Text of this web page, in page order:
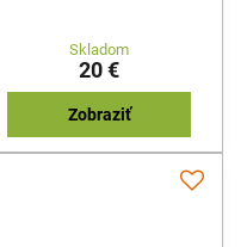
Skladom
20 €
Zobraziť